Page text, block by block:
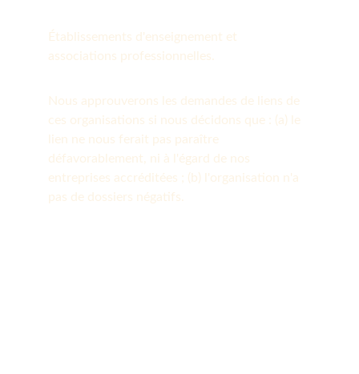
Établissements d'enseignement et
associations professionnelles.
Nous approuverons les demandes de liens de
ces organisations si nous décidons que : (a) le
lien ne nous ferait pas paraître
défavorablement, ni à l'égard de nos
entreprises accréditées ; (b) l'organisation n'a
pas de dossiers négatifs.